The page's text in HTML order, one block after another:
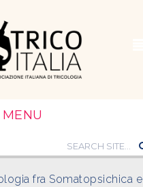
fra Somatopsichica e